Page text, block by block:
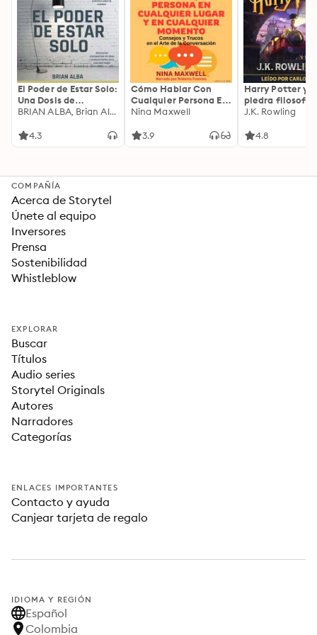
El Poder de Estar Solo:
Una Dosis de
Motivación
Ideas Revolucionarias
BRIAN ALBA, Brian Alba
4.3
Cómo Hablar Con
Cualquier Persona En
Cualquier Lugar Y En
Nina Maxwell
3.9
Harry Potter y
piedra filosofal
J.K. Rowling
4.8
COMPAÑÍA
Acerca de Storytel
Únete al equipo
Inversores
Prensa
Sostenibilidad
Whistleblow
EXPLORAR
Buscar
Títulos
Audio series
Storytel Originals
Autores
Narradores
Categorías
ENLACES IMPORTANTES
Contacto y ayuda
Canjear tarjeta de regalo
IDIOMA Y REGIÓN
Español
Colombia